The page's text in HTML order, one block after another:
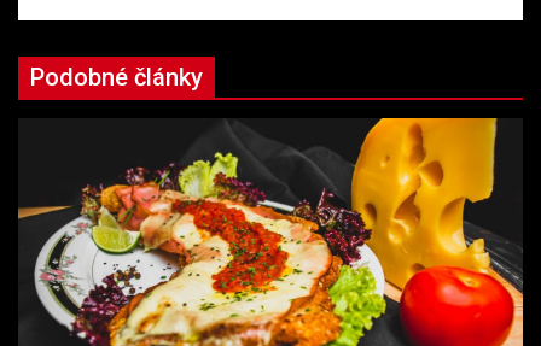
Podobné články